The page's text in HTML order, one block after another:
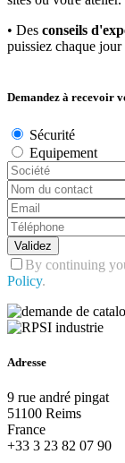
• Des conseils
puissiez chaque
Demandez à recevoir
Sécurité
Equipement
Validez
By continuing
Policy.
Adresse
9 rue andré pingat
51100 Reims
France
+33 3 23 82 07 90